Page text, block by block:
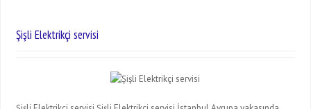
Şişli Elektrikçi servisi